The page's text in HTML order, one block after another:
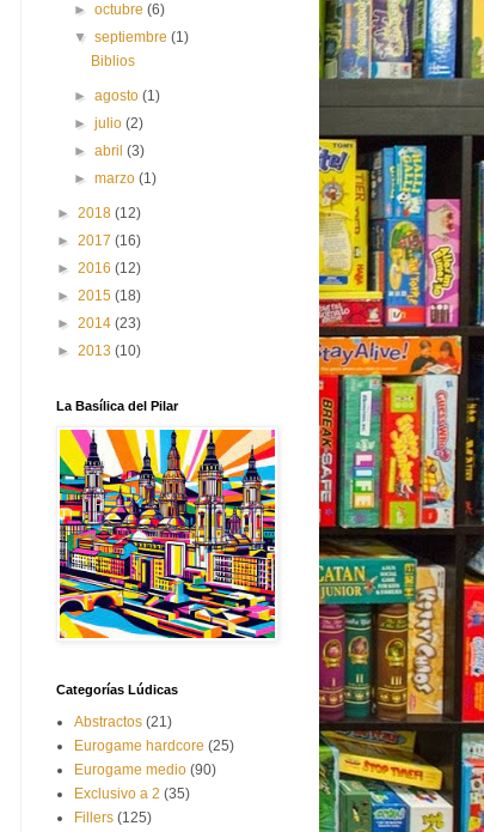
► octubre (6)
▼ septiembre (1)
Biblios
► agosto (1)
► julio (2)
► abril (3)
► marzo (1)
► 2018 (12)
► 2017 (16)
► 2016 (12)
► 2015 (18)
► 2014 (23)
► 2013 (10)
La Basílica del Pilar
Categorías Lúdicas
Abstractos (21)
Eurogame hardcore (25)
Eurogame medio (90)
Exclusivo a 2 (35)
Fillers (125)